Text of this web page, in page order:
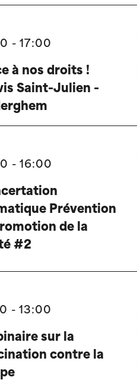
- 17:00
à nos droits !
Saint-Julien -
- 16:00
Prévention
de la
#2
- 13:00
sur la
contre la